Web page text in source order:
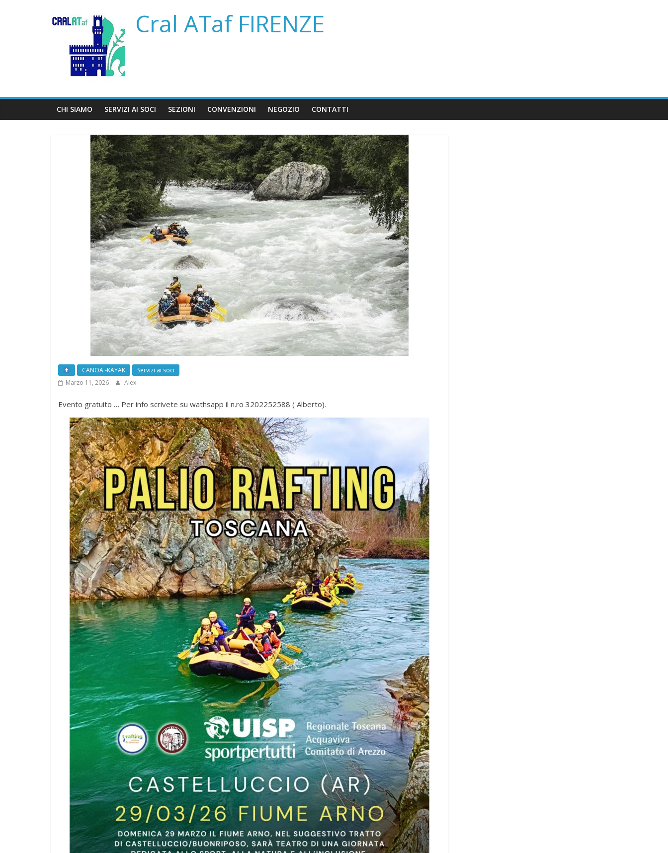
Cral ATaf FIRENZE
CHI SIAMO SERVIZI AI SOCI SEZIONI CONVENZIONI NEGOZIO CONTATTI
CANOA -KAYAK
Servizi ai soci
Marzo 11, 2026
Alex
Evento gratuito … Per info scrivete su wathsapp il n.ro 3202252588 ( Alberto).